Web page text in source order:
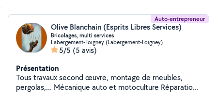
Auto-entrepreneur
Olive Blanchain (Esprits Libres Services)
Bricolages, multi services
Labergement-Foigney (Labergement-Foigney)
5/5 (5 avis)
Présentation
Tous travaux second œuvre, montage de meubles,
pergolas,... Mécanique auto et motoculture Réparations